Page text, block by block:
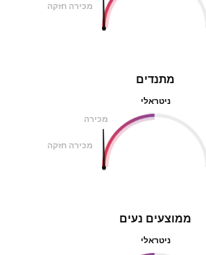
מתנדים
ניטראלי
מכירה
מכירה חזקה
מכירה חזקה
ממוצעים נעים
ניטראלי